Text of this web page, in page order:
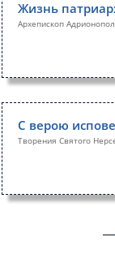
Жизнь
Архепископ
С верою
Творения Святого